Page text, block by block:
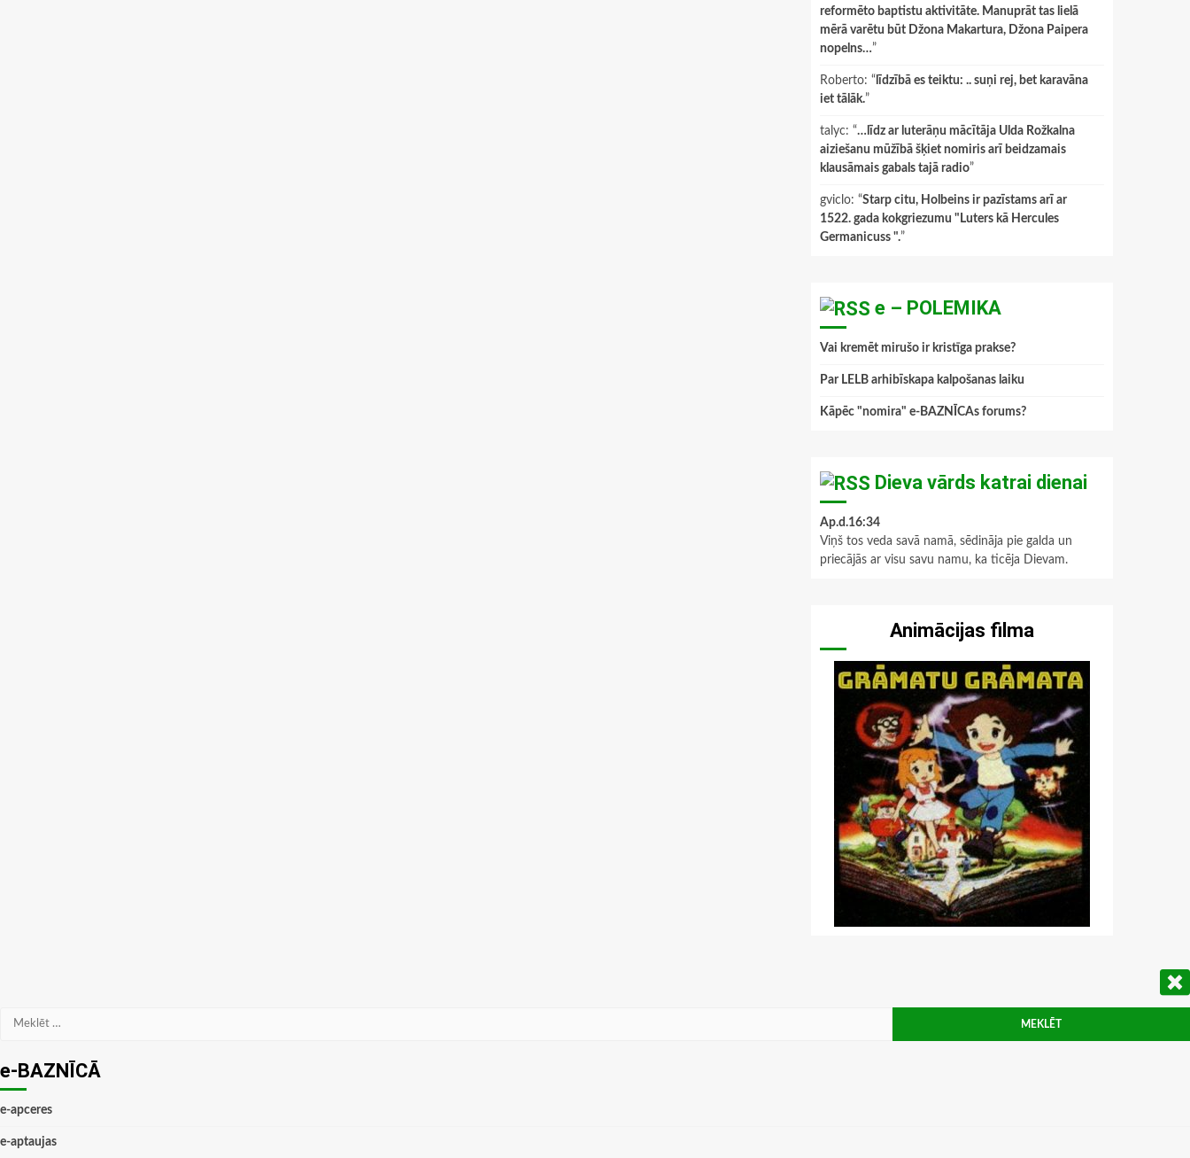
reformēto baptistu aktivitāte. Manuprāt tas lielā
mērā varētu būt Džona Makartura, Džona Paipera
nopelns…”
Roberto: “ līdzībā es teiktu: .. suņi rej, bet karavāna
iet tālāk.”
talyc: “…līdz ar luterāņu mācītāja Ulda Rožkalna
aiziešanu mūžībā šķiet nomiris arī beidzamais
klausāmais gabals tajā radio”
gviclo: “Starp citu, Holbeins ir pazīstams arī ar
1522. gada kokgriezumu "Luters kā Hercules
Germanicuss ".”
e – POLEMIKA
Vai kremēt mirušo ir kristīga prakse?
Par LELB arhibīskapa kalpošanas laiku
Kāpēc "nomira" e-BAZNĪCAs forums?
Dieva vārds katrai dienai
Ap.d.16:34
Viņš tos veda savā namā, sēdināja pie galda un
priecājās ar visu savu namu, ka ticēja Dievam.
Animācijas filma
Meklēt:
e-BAZNĪCĀ
e-apceres
e-aptaujas